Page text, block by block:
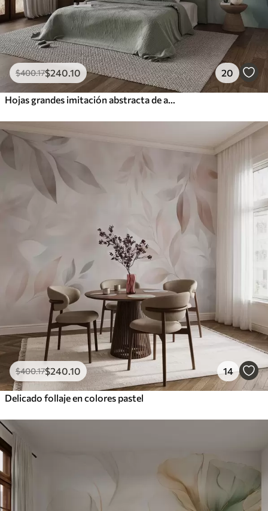
$400.17$240 .10 20
$400.17$240 .10 14
Delicado follaje en colores pastel